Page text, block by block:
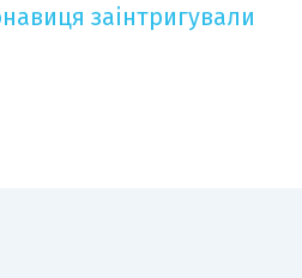
заінтригували